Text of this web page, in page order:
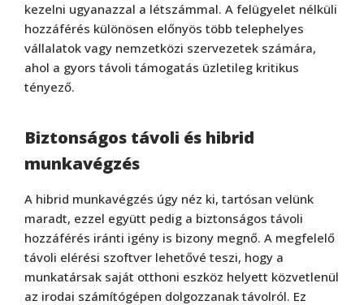
kezelni ugyanazzal a létszámmal. A felügyelet nélküli
hozzáférés különösen előnyös több telephelyes
vállalatok vagy nemzetközi szervezetek számára,
ahol a gyors távoli támogatás üzletileg kritikus
tényező.
Biztonságos távoli és hibrid
munkavégzés
A hibrid munkavégzés úgy néz ki, tartósan velünk
maradt, ezzel együtt pedig a biztonságos távoli
hozzáférés iránti igény is bizony megnő. A megfelelő
távoli elérési szoftver lehetővé teszi, hogy a
munkatársak saját otthoni eszköz helyett közvetlenül
az irodai számítógépen dolgozzanak távolról. Ez